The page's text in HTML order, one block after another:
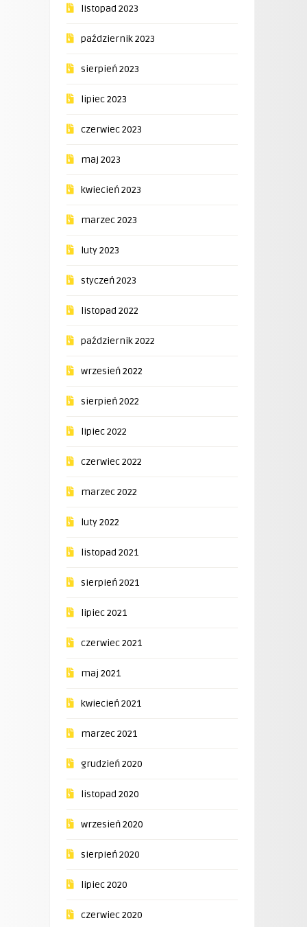
listopad 2023
październik 2023
sierpień 2023
lipiec 2023
czerwiec 2023
maj 2023
kwiecień 2023
marzec 2023
luty 2023
styczeń 2023
listopad 2022
październik 2022
wrzesień 2022
sierpień 2022
lipiec 2022
czerwiec 2022
marzec 2022
luty 2022
listopad 2021
sierpień 2021
lipiec 2021
czerwiec 2021
maj 2021
kwiecień 2021
marzec 2021
grudzień 2020
listopad 2020
wrzesień 2020
sierpień 2020
lipiec 2020
czerwiec 2020